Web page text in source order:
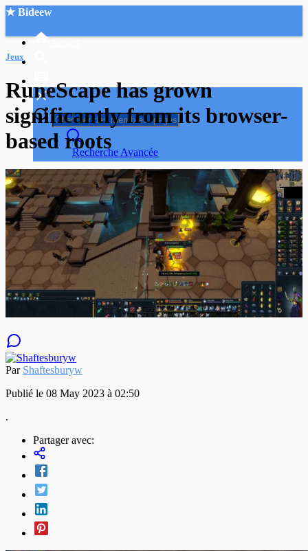
★ Bideew
Recherche Avancée
Mon compte
Connexion
Créer un compte
Mode nuit
Jeux
RuneScape has grown
significantly from its browser-
based roots
Par Shaftesburyw
Publié le 08 May 2023 à 02:50
.
Partager avec: